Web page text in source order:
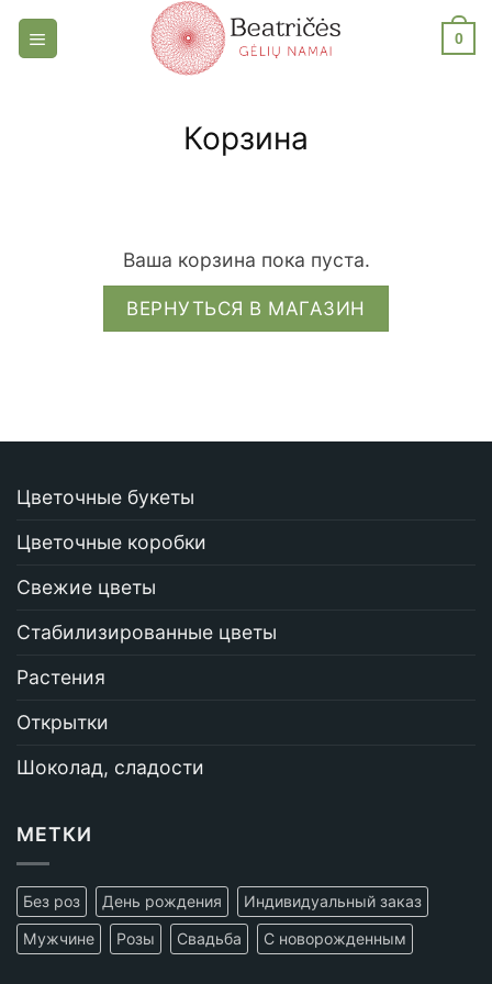
Skip
0
Корзина
Ваша корзина пока пуста.
ВЕРНУТЬСЯ В МАГАЗИН
Цветочные букеты
Цветочные коробки
Свежие цветы
Стабилизированные цветы
Растения
Открытки
Шоколад, сладости
МЕТКИ
Без роз День рождения
Индивидуальный заказ
Мужчине
Розы Свадьба С новорожденным